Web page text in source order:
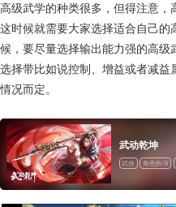
高级武学的种类很多，但得注意，
这时候就需要大家选择适合自己的
候，要尽量选择输出能力强的高
选择带比如说控制、增益或者减
情况而定。
武动乾坤
武侠 角色扮演